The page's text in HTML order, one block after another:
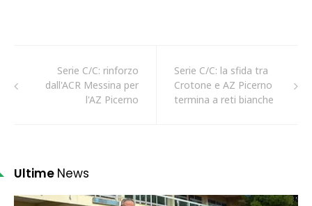
Serie C/C: rinforzo
dall'ACR Messina per
l'AZ Picerno
Serie C/C: la sfida tra
Crotone e AZ Picerno
termina a reti bianche
Ultime News